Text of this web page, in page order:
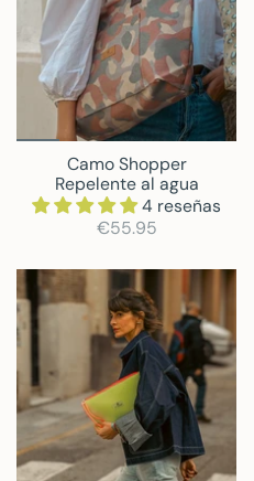
Camo Shopper
Repelente al agua
4 reseñas
€55.95